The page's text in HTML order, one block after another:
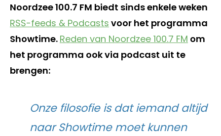
Noordzee 100.7 FM biedt sinds enkele weken
RSS-feeds & Podcasts voor het programma
Showtime. Reden van Noordzee 100.7 FM om
het programma ook via podcast uit te
brengen:
Onze filosofie is dat iemand altijd
naar Showtime moet kunnen